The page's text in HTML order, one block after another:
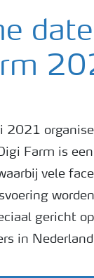
2021
Farm is
vele
gericht
in